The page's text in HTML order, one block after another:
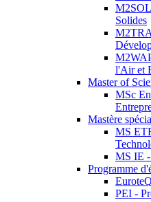
Solides
l'Air et
Master of
MSc
Mastère
MS
MS IE
Programme
PEI -